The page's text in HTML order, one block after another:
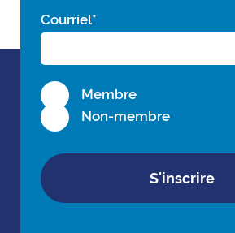
Courriel*
Membre
Non-membre
S'inscrire